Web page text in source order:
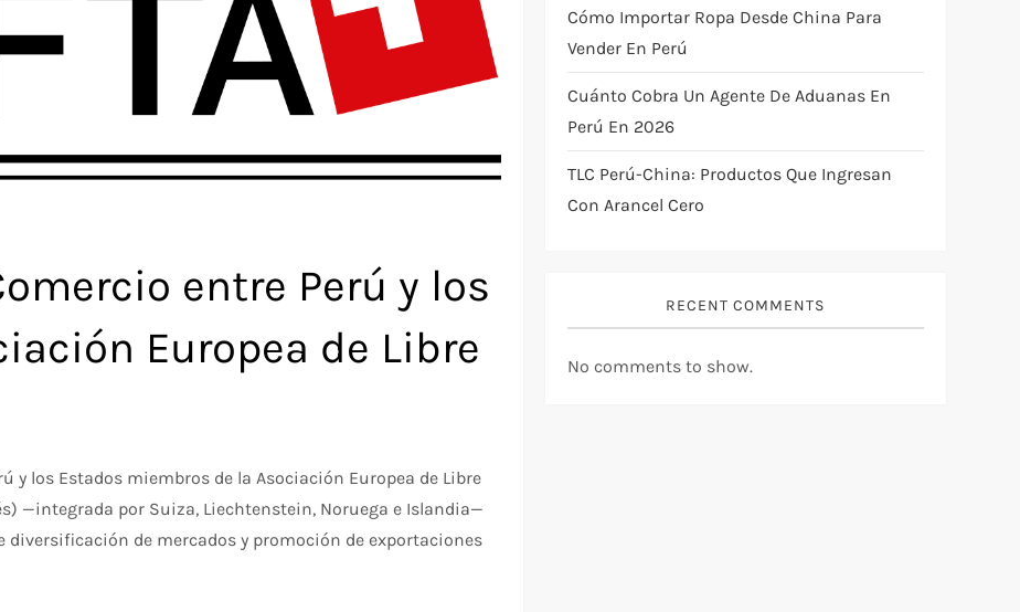
entre Perú y los
Europea de Libre
y los Estados miembros de la Asociación Europea de Libre
—integrada por Suiza, Liechtenstein, Noruega e Islandia—
de mercados y promoción de exportaciones
Cómo Importar Ropa Desde China Para
Vender En Perú
Cuánto Cobra Un Agente De Aduanas En
Perú En 2026
TLC Perú-China: Productos Que Ingresan
Con Arancel Cero
RECENT COMMENTS
No comments to show.